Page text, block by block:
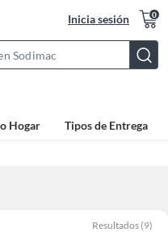
Inicia sesión 0
Bar
Hogar Tipos de Entrega
Resultados (9)